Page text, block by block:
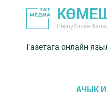
Республика
Газетага онлайн
АЧЫК